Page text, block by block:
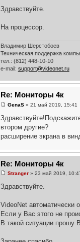
Здравствуйте.
На процессор.
Владимир Шерстобоев
Техническая поддержка
тел.: (812) 448-10-10
e-mail: support@videonet.ru
Re: Мониторы 4к
GenaS» 21 май 2019, 15:41
втором другие?
расширение экрана в
Re: Мониторы 4к
Stranger» 23 май 2019,
Здравствуйте.
VideoNet автоматически
Если у Вас этого не
В такой ситуации прошу